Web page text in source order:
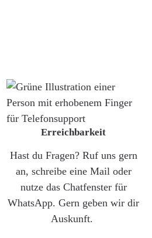
Erreichbarkeit
Hast du Fragen? Ruf uns gern
an, schreibe eine Mail oder
nutze das Chatfenster für
WhatsApp. Gern geben wir dir
Auskunft.